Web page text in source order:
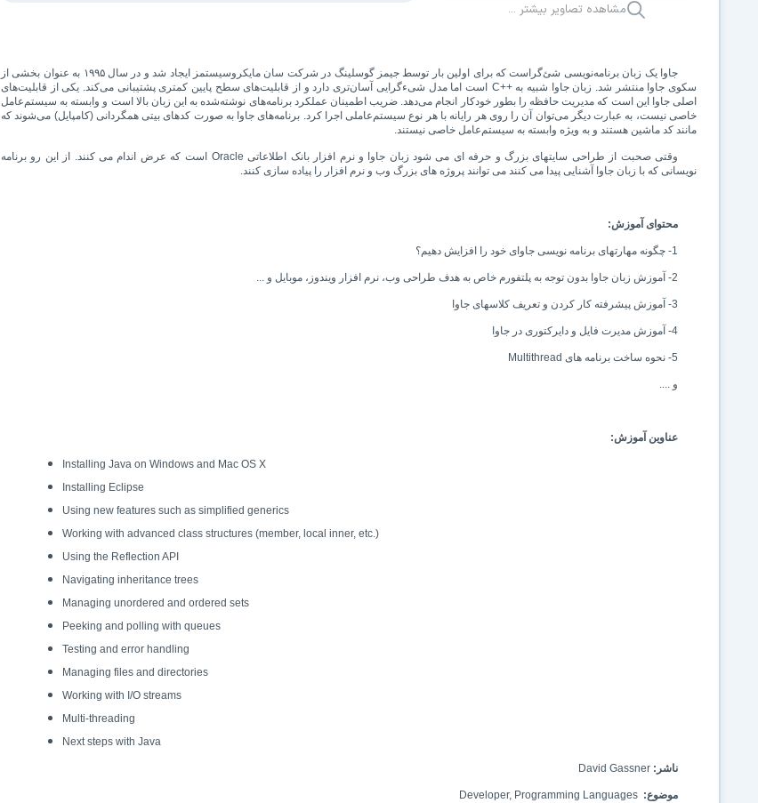
مشاهده تصاویر بیشتر ...
جاوا یک زبان برنامه‌نویسی شئ‌گراست که برای اولین بار توسط جیمز گوسلینگ در شرکت سان مایکروسیستمز ایجاد شد و در سال ۱۹۹۵ به عنوان بخشی از
سکوی جاوا منتشر شد. زبان جاوا شبیه به ++C
است اما مدل شیءگرایی آسان‌تری دارد و از قابلیت‌های سطح پایین کمتری پشتیبانی می‌کند. یکی از قابلیت‌های
اصلی جاوا این است که مدیریت حافظه را بطور خودکار انجام می‌دهد. ضریب اطمینان عملکرد برنامه‌های نوشته‌شده به این زبان بالا است و وابسته به سیستم‌عامل
خاصی نیست، به عبارت دیگر می‌توان آن را روی هر رایانه با هر نوع سیستم‌عاملی اجرا کرد. برنامه‌های جاوا به صورت کدهای بیتی همگردانی (کامپایل) می‌شوند که
مانند کد ماشین هستند و به ویژه وابسته به سیستم‌عامل خاصی نیستند.
وقتی صحبت از طراحی سایتهای بزرگ و حرفه ای می شود زبان جاوا و نرم افزار بانک اطلاعاتی Oracle
است که عرض اندام می کنند. از این رو برنامه
نویسانی که با زبان جاوا آشنایی پیدا می کنند می توانند پروژه های بزرگ وب و نرم افزار را پیاده سازی کنند.
محتوای آموزش:
1- چگونه مهارتهای برنامه نویسی جاوای خود را افزایش دهیم؟
2- آموزش زبان جاوا بدون توجه به پلتفورم خاص به هدف طراحی وب، نرم افزار ویندوز، موبایل و ...
3- آموزش پیشرفته کار کردن و تعریف کلاسهای جاوا
4- آموزش مدیرت فایل و دایرکتوری در جاوا
5- نحوه ساخت برنامه های Multithread
و ....
عناوین آموزش:
Installing Java on Windows and Mac OS X
Installing Eclipse
Using new features such as simplified generics
Working with advanced class structures (member, local inner, etc.)
Using the Reflection API
Navigating inheritance trees
Managing unordered and ordered sets
Peeking and polling with queues
Testing and error handling
Managing files and directories
Working with I/O streams
Multi-threading
Next steps with Java
ناشر: David Gassner
موضوع: Developer, Programming Languages